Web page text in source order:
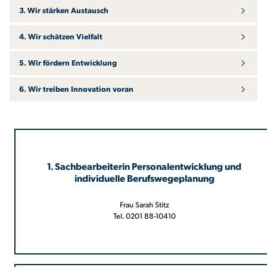
3. Wir stärken Austausch
4. Wir schätzen Vielfalt
5. Wir fördern Entwicklung
6. Wir treiben Innovation voran
1. Sachbearbeiterin Personalentwicklung und
individuelle Berufswegeplanung
Frau Sarah Stitz
Tel. 0201 88-10410